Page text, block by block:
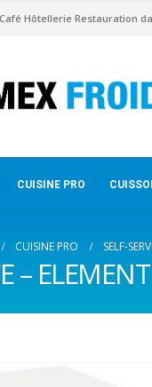
Hôtellerie Restauration
CUISINE PRO
CUISINE PRO SELF-
–